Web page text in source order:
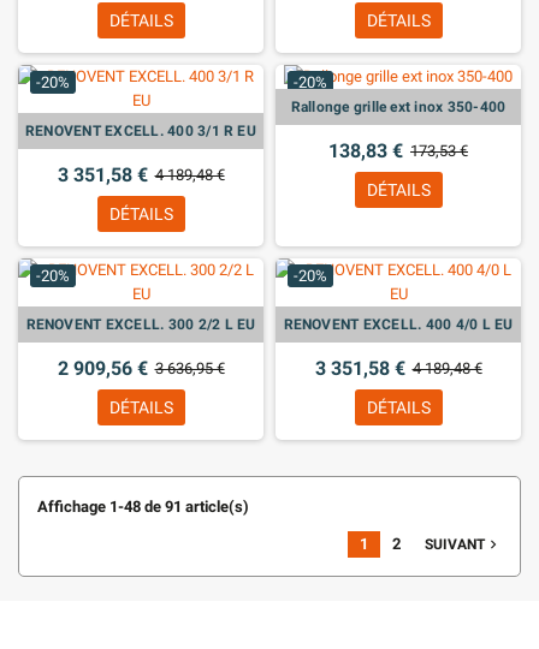
DÉTAILS DÉTAILS
-20%
RENOVENT EXCELL. 400 3/1 R EU
3 351,58 € 4 189,48 €
DÉTAILS
-20%
Rallonge grille ext inox 350-400
138,83 € 173,53 €
DÉTAILS
-20%
RENOVENT EXCELL. 300 2/2 L EU
2 909,56 € 3 636,95 €
DÉTAILS
-20%
RENOVENT EXCELL. 400 4/0 L EU
3 351,58 € 4 189,48 €
DÉTAILS
Affichage 1-48 de 91 article(s)
1 2 SUIVANTnavigate_next